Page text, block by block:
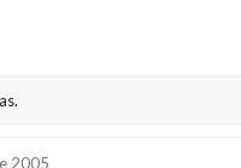
2005